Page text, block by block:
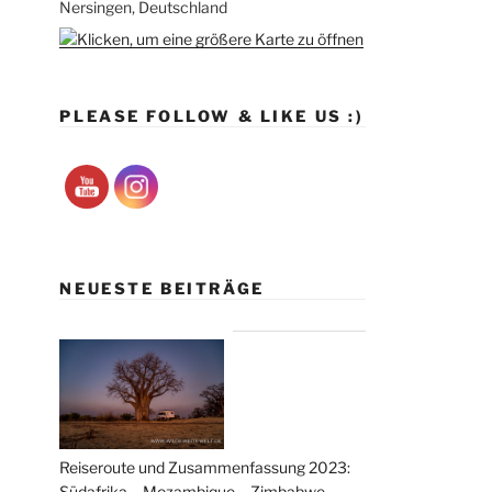
Nersingen, Deutschland
PLEASE FOLLOW & LIKE US :)
NEUESTE BEITRÄGE
Reiseroute und Zusammenfassung 2023: